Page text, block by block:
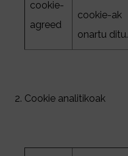
cookie-
agreed
cookie-ak
onartu ditu.
Cookie analitikoak